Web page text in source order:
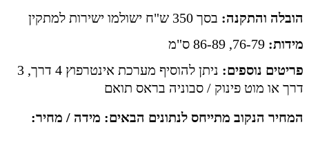
הובלה והתקנה: בסך 350 ש"ח ישולמו ישירות למתקין
מידות:
פריטים נוספים:
ניתן להוסיף מערכת אינטרפוץ 4 דרך, 3
דרך או מוט פינוק / סבוניה בראס תואם
המחיר הנקוב מתייחס לנתונים הבאים: מידה / מחיר: